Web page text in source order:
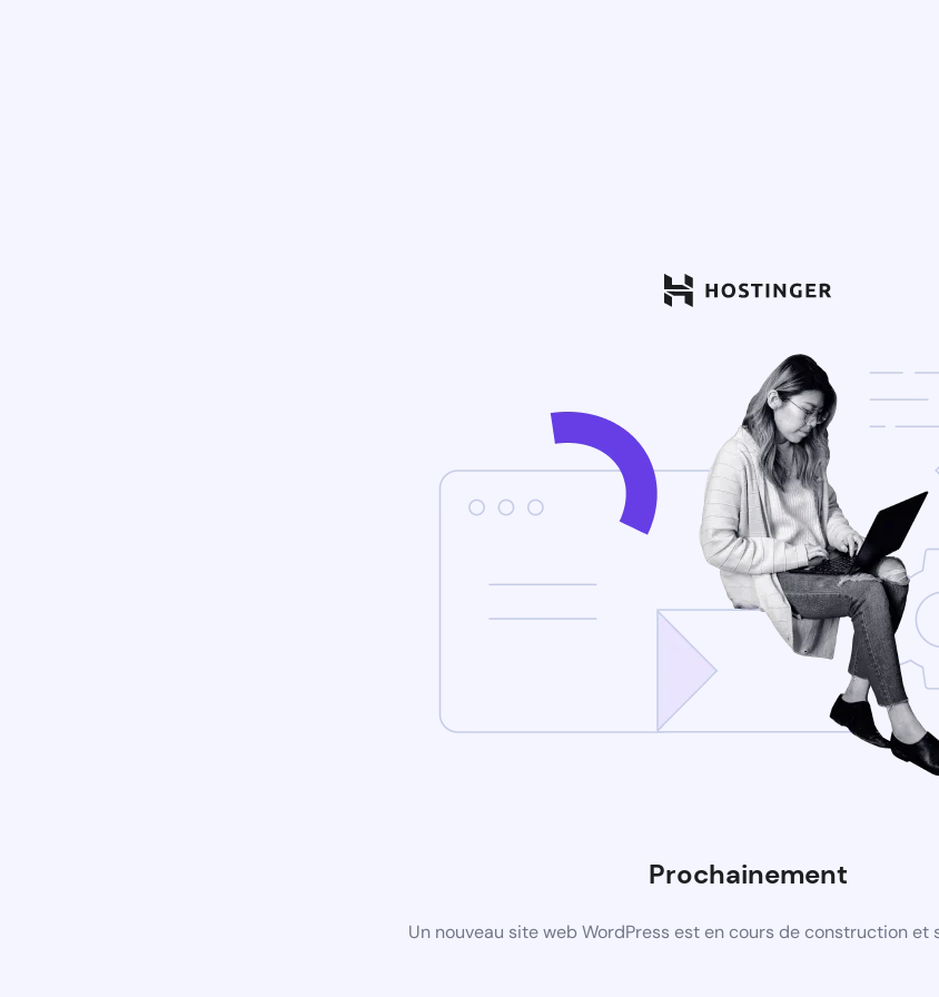
Prochainement
Un nouveau site web WordPress est en cours de construction